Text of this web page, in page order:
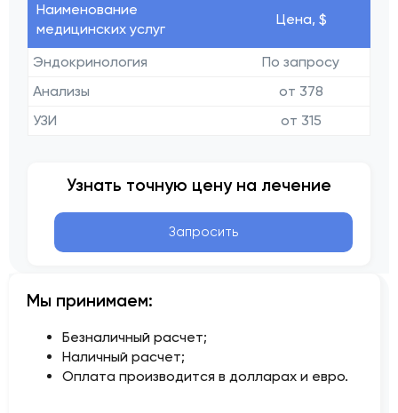
Наименование
медицинских услуг
Цена, $
Эндокринология
По запросу
Анализы
от 378
УЗИ
от 315
Узнать точную цену на лечение
Запросить
Мы принимаем:
Безналичный расчет;
Наличный расчет;
Оплата производится в долларах и евро.